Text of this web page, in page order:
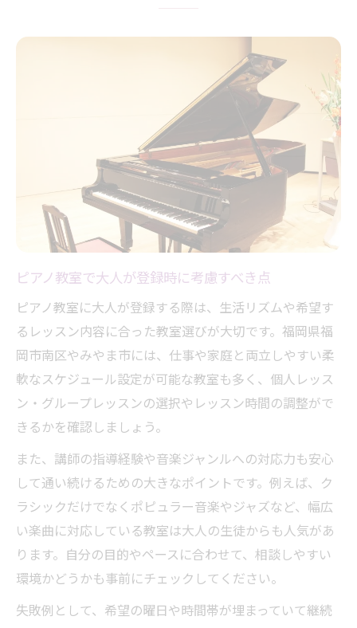
ピアノ教室で大人が登録時に考慮すべき点
ピアノ教室に大人が登録する際は、生活リズムや希望す
るレッスン内容に合った教室選びが大切です。福岡県福
岡市南区やみやま市には、仕事や家庭と両立しやすい柔
軟なスケジュール設定が可能な教室も多く、個人レッス
ン・グループレッスンの選択やレッスン時間の調整がで
きるかを確認しましょう。
また、講師の指導経験や音楽ジャンルへの対応力も安心
して通い続けるための大きなポイントです。例えば、ク
ラシックだけでなくポピュラー音楽やジャズなど、幅広
い楽曲に対応している教室は大人の生徒からも人気があ
ります。自分の目的やペースに合わせて、相談しやすい
環境かどうかも事前にチェックしてください。
失敗例として、希望の曜日や時間帯が埋まっていて継続